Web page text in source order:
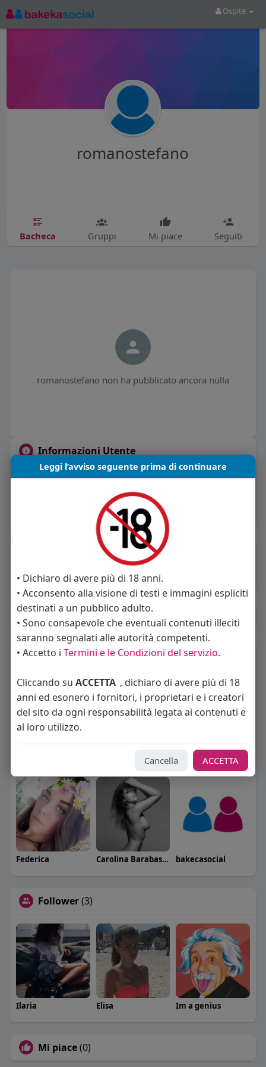
Ospite
romanostefano
Bacheca Gruppi Mi piace Seguiti
romanostefano non ha pubblicato ancora nulla
Informazioni Utente
0post
Sto cercando: donne
(0)
Seguiti(6)
callmevittoria Elisa Esposito
Federica Carolina Barabaschi bakecasocial
Follower(3)
Ilaria Elisa Im a genius
Mi piace(0)
Leggi l’avviso seguente prima di continuare
• Dichiaro di avere più di 18 anni.
• Acconsento alla visione di testi e immagini espliciti
destinati a un pubblico adulto.
• Sono consapevole che eventuali contenuti illeciti
saranno segnalati alle autorità competenti.
• Accetto i Termini e le Condizioni del servizio.
Cliccando su ACCETTA , dichiaro di avere più di 18
anni ed esonero i fornitori, i proprietari e i creatori
del sito da ogni responsabilità legata ai contenuti e
al loro utilizzo.
Cancella ACCETTA